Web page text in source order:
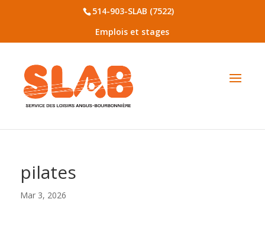
514-903-SLAB (7522)
Emplois et stages
pilates
Mar 3, 2026